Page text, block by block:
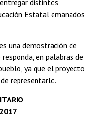
distintos
Estatal emanados
una demostración de
en palabras de
ya que el proyecto
representarlo.